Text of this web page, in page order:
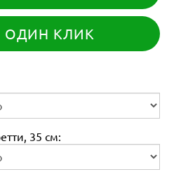
ОДИН КЛИК
35 см: